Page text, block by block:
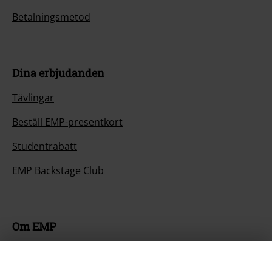
Betalningsmetod
Dina erbjudanden
Tävlingar
Beställ EMP-presentkort
Studentrabatt
EMP Backstage Club
Om EMP